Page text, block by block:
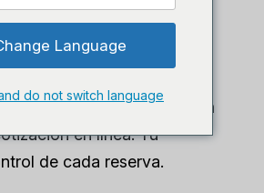
tu mejor
tu inventario y envían
en línea. Tú
de cada reserva.
Language
do not switch language